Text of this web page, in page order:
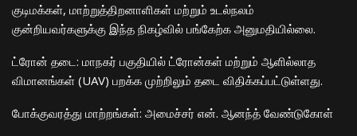
குடிமக்கள், மாற்றுத்திறனாளிகள் மற்றும் உடல்நலம்
குன்றியவர்களுக்கு இந்த நிகழ்வில் பங்கேற்க அனுமதியில்லை.
​ட்ரோன் தடை: மாநகர் பகுதியில் ட்ரோன்கள் மற்றும் ஆளில்லாத
விமானங்கள் (UAV) பறக்க முற்றிலும் தடை விதிக்கப்பட்டுள்ளது.
​போக்குவரத்து மாற்றங்கள்: அமைச்சர் என். ஆனந்த் வேண்டுகோள்